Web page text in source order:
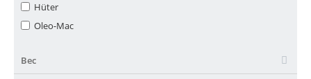
Hüter
Oleo-Mac
Вес